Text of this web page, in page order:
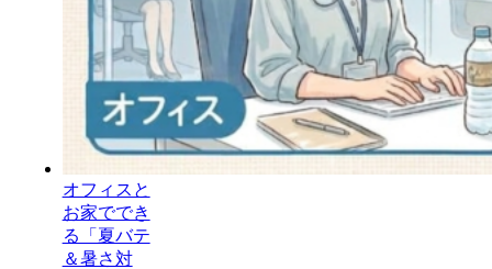
オフィスと
お家ででき
る「夏バテ
＆暑さ対